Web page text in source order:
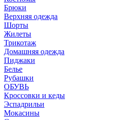
Брюки
Верхняя одежда
Шорты
Жилеты
Трикотаж
Домашняя одежда
Пиджаки
Белье
Рубашки
ОБУВЬ
Кроссовки и кеды
Эспадрильи
Мокасины